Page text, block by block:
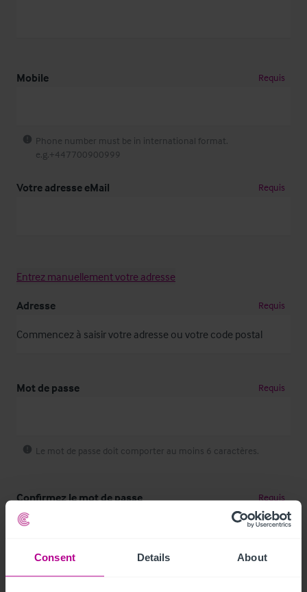
Consent Details About
Mobile Requis
Phone number must be in international format.
e.g.+447700900999
Votre adresse eMail Requis
Entrez manuellement votre adresse
Adresse Requis
Mot de passe Requis
Le mot de passe doit comporter au moins 6 caractères.
Confirmez le mot de passe Requis